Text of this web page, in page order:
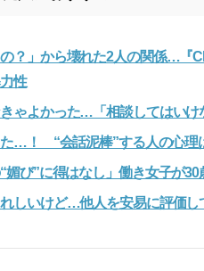
の？」から壊れた2人の関係…『
性
きゃよかった…「相談してはいけ
…！ “会話泥棒”する人の心理
“媚び”に得はなし」働き女子が
しいけど…他人を安易に評価し